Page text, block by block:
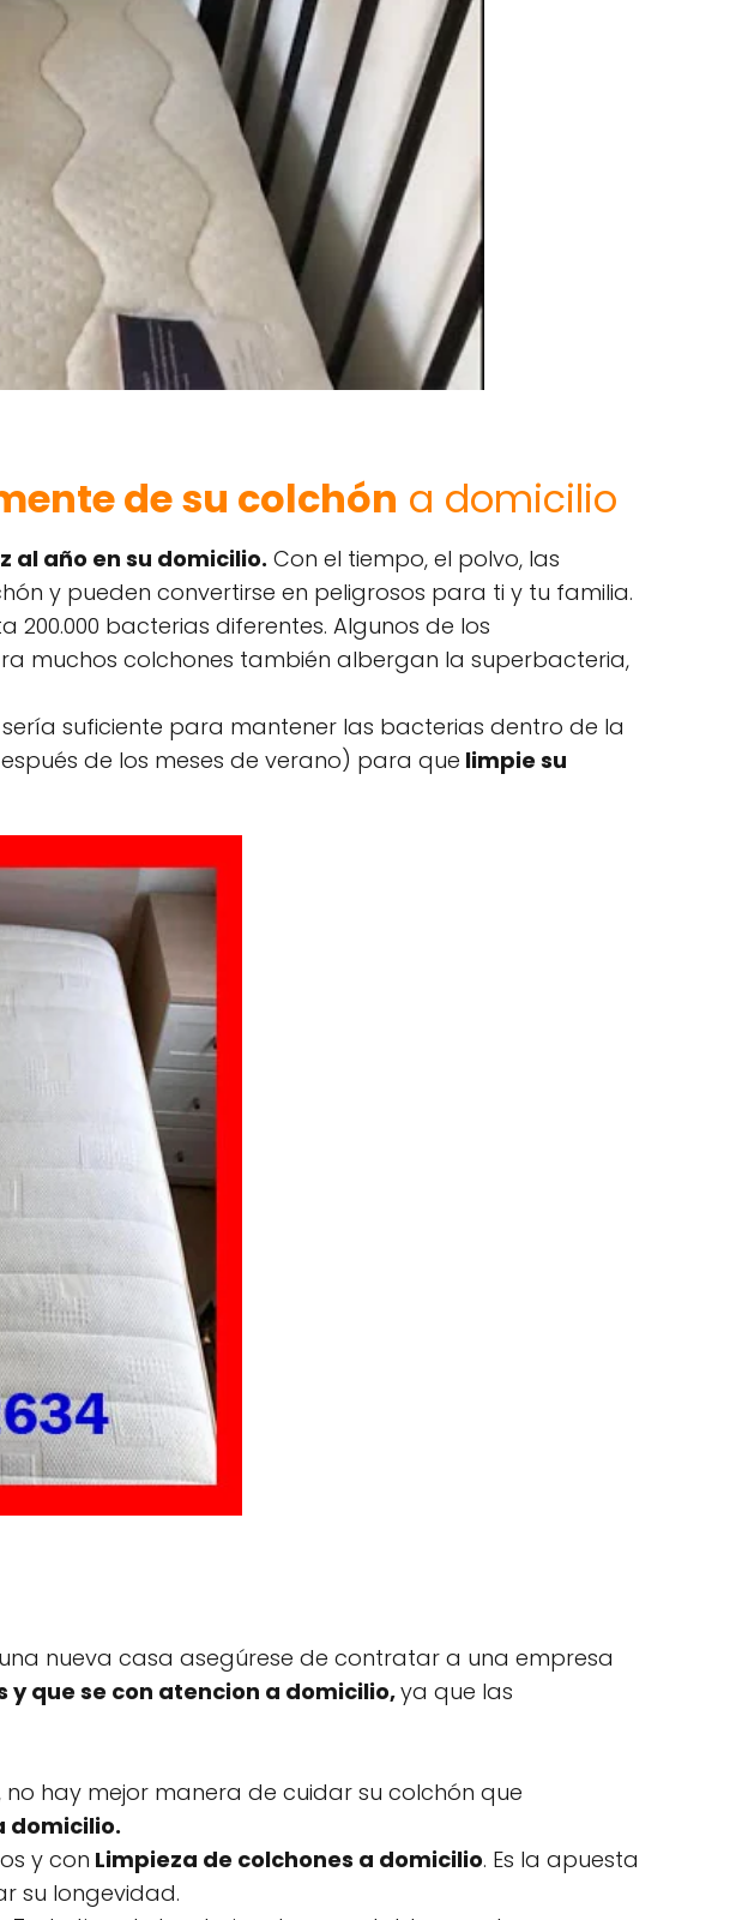
de su colchón a domicilio
al año en su domicilio. Con el tiempo, el polvo, las
y pueden convertirse en peligrosos para ti y tu familia.
bacterias diferentes. Algunos de los
muchos colchones también albergan la superbacteria,
suficiente para mantener las bacterias dentro de la
de los meses de verano) para que limpie su
nueva casa asegúrese de contratar a una empresa
que se con atencion a domicilio,ya que las
hay mejor manera de cuidar su colchón que
domicilio.
y con Limpieza de colchones a domicilio. Es la apuesta
su longevidad.